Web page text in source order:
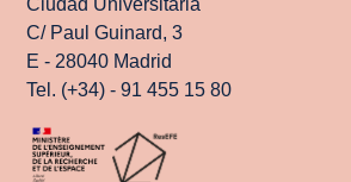
Ciudad Universitaria
C/ Paul Guinard, 3
E - 28040 Madrid
Tel. (+34) - 91 455 15 80